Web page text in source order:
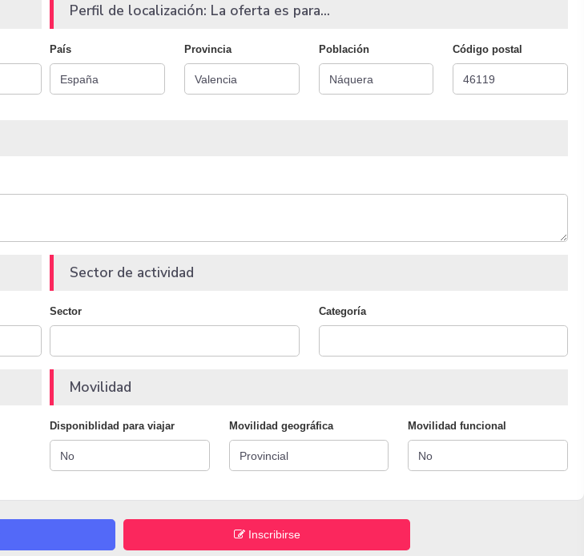
Perfil de localización: La oferta es para...
País Provincia Población Código postal
Sector de actividad
Sector Categoría
Movilidad
Disponiblidad para viajar Movilidad geográfica Movilidad funcional
Inscribirse